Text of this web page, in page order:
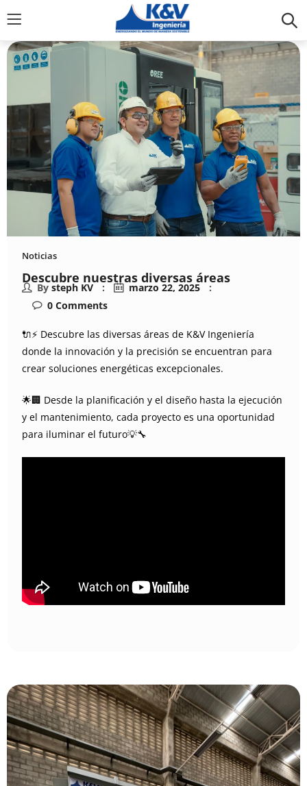
Noticias
Descubre nuestras diversas áreas
By steph KV
marzo 22, 2025
0 Comments
🔌⚡ Descubre las diversas áreas de K&V Ingeniería
donde la innovación y la precisión se encuentran para
crear soluciones energéticas excepcionales.
🌟🏢 Desde la planificación y el diseño hasta la ejecución
y el mantenimiento, cada proyecto es una oportunidad
para iluminar el futuro💡🔧